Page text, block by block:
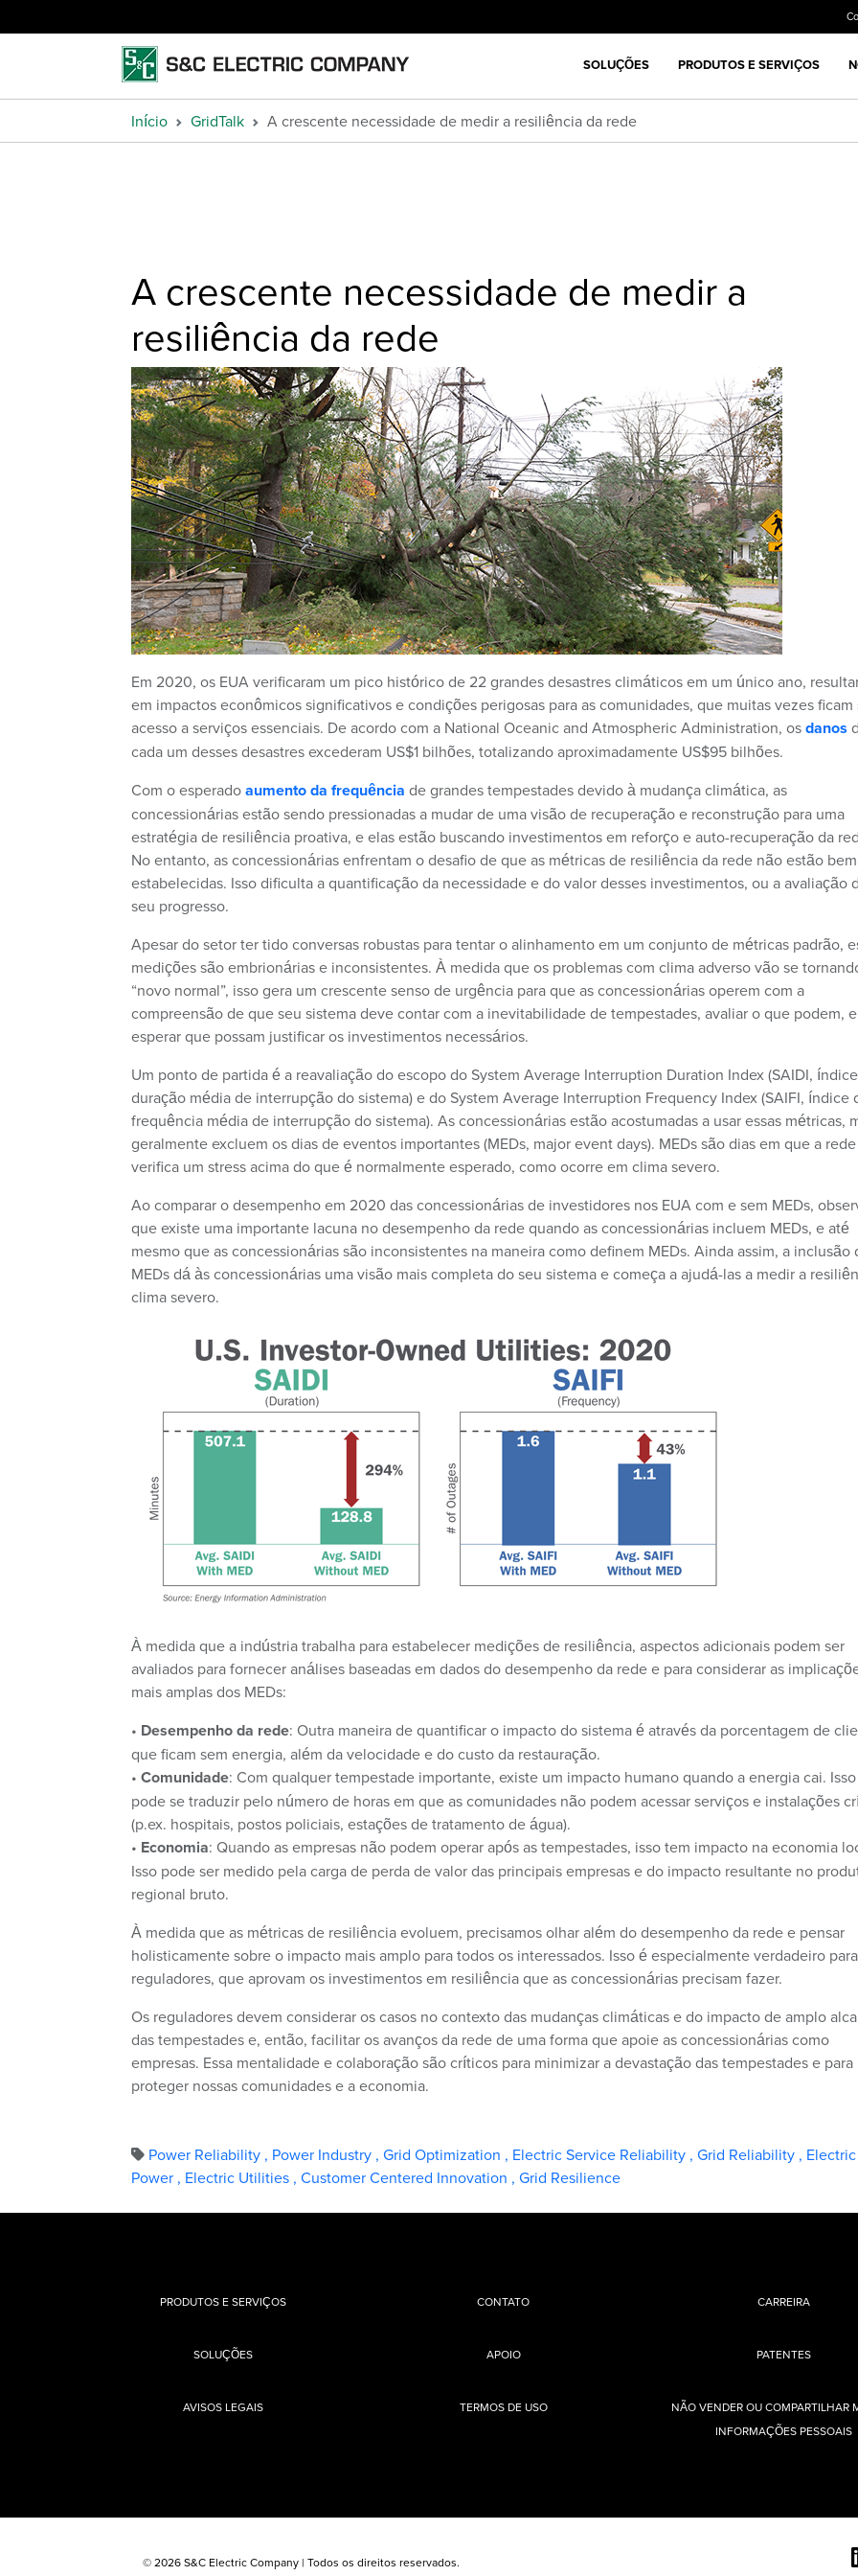
SOLUÇÕES PRODUTOS E SERVIÇOS
Início GridTalk A crescente necessidade de medir a resiliência da rede
A crescente necessidade de medir a
resiliência da rede
Em 2020, os EUA verificaram um pico histórico de 22 grandes desastres climáticos em um único ano,
em impactos econômicos significativos e condições perigosas para as comunidades, que muitas vezes ficam
acesso a serviços essenciais. De acordo com a National Oceanic and Atmospheric Administration, osdanos
cada um desses desastres excederam US$1 bilhões, totalizando aproximadamente US$95 bilhões.
Com o esperadoaumento da frequência de grandes tempestades devido à mudança climática, as
concessionárias estão sendo pressionadas a mudar de uma visão de recuperação e reconstrução para uma
estratégia de resiliência proativa, e elas estão buscando investimentos em reforço e auto-recuperação da
No entanto, as concessionárias enfrentam o desafio de que as métricas de resiliência da rede não estão bem
estabelecidas. Isso dificulta a quantificação da necessidade e do valor desses investimentos, ou a avaliação
seu progresso.
Apesar do setor ter tido conversas robustas para tentar o alinhamento em um conjunto de métricas padrão,
medições são embrionárias e inconsistentes. À medida que os problemas com clima adverso vão se
“novo normal”, isso gera um crescente senso de urgência para que as concessionárias operem com a
compreensão de que seu sistema deve contar com a inevitabilidade de tempestades, avaliar o que podem, e
esperar que possam justificar os investimentos necessários.
Um ponto de partida é a reavaliação do escopo do System Average Interruption Duration Index (SAIDI,
duração média de interrupção do sistema) e do System Average Interruption Frequency Index (SAIFI, índice
frequência média de interrupção do sistema). As concessionárias estão acostumadas a usar essas métricas,
geralmente excluem os dias de eventos importantes (MEDs, major event days). MEDs são dias em que a rede
verifica um stress acima do que é normalmente esperado, como ocorre em clima severo.
Ao comparar o desempenho em 2020 das concessionárias de investidores nos EUA com e sem MEDs,
que existe uma importante lacuna no desempenho da rede quando as concessionárias incluem MEDs, e até
mesmo que as concessionárias são inconsistentes na maneira como definem MEDs. Ainda assim, a inclusão
MEDs dá às concessionárias uma visão mais completa do seu sistema e começa a ajudá-las a medir a
clima severo.
À medida que a indústria trabalha para estabelecer medições de resiliência, aspectos adicionais podem ser
avaliados para fornecer análises baseadas em dados do desempenho da rede e para considerar as
mais amplas dos MEDs:
• Desempenho da rede: Outra maneira de quantificar o impacto do sistema é através da porcentagem de
que ficam sem energia, além da velocidade e do custo da restauração.
• Comunidade: Com qualquer tempestade importante, existe um impacto humano quando a energia cai. Isso
pode se traduzir pelo número de horas em que as comunidades não podem acessar serviços e instalações
(p.ex. hospitais, postos policiais, estações de tratamento de água).
• Economia: Quando as empresas não podem operar após as tempestades, isso tem impacto na economia
Isso pode ser medido pela carga de perda de valor das principais empresas e do impacto resultante no
regional bruto.
À medida que as métricas de resiliência evoluem, precisamos olhar além do desempenho da rede e pensar
holisticamente sobre o impacto mais amplo para todos os interessados. Isso é especialmente verdadeiro para
reguladores, que aprovam os investimentos em resiliência que as concessionárias precisam fazer.
Os reguladores devem considerar os casos no contexto das mudanças climáticas e do impacto de amplo
das tempestades e, então, facilitar os avanços da rede de uma forma que apoie as concessionárias como
empresas. Essa mentalidade e colaboração são críticos para minimizar a devastação das tempestades e para
proteger nossas comunidades e a economia.
Power Reliability , Power Industry , Grid Optimization , Electric Service Reliability , Grid Reliability , Electric
Power , Electric Utilities , Customer Centered Innovation , Grid Resilience
PRODUTOS E SERVIÇOS
SOLUÇÕES
CONTATO
APOIO
CARREIRA
PATENTES
AVISOS LEGAIS TERMOS DE USO
NÃO VENDER OU COMPARTILHAR
INFORMAÇÕES PESSOAIS
© 2026 S&C Electric Company | Todos os direitos reservados.